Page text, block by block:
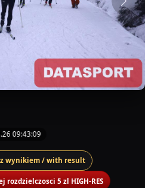
09:43:09
z wynikiem / with result
5 zl HIGH-RES